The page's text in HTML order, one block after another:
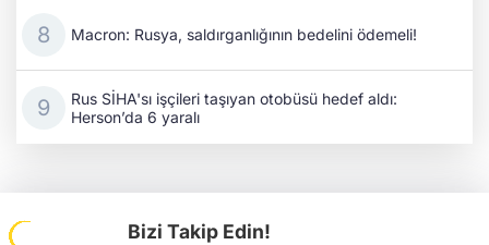
Macron: Rusya, saldırganlığının bedelini ödemeli!
Rus SİHA'sı işçileri taşıyan otobüsü hedef aldı:
Herson’da 6 yaralı
Bizi Takip Edin!